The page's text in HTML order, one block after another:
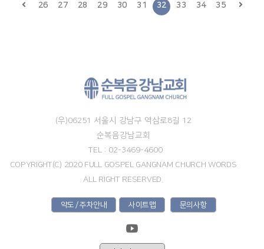
26 27 28 29 30 31 32 33 34 35
(우)06251 서울시 강남구 역삼로8길 12
순복음강남교회
TEL : 02-3469-4600
COPYRIGHT(C) 2020 FULL GOSPEL GANGNAM CHURCH WORDS
ALL RIGHT RESERVED.
약도 / 주차안내 사이트맵 문의사항